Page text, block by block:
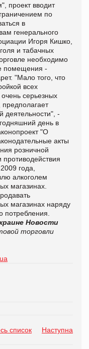
проект вводит
по
в
генерального
Игоря Кишко,
и табачных
необходимо
помещения -
"Мало того, что
всех
серьезных
деятельности", -
день в
"О
акты
розничной
года,
алкоголем
магазинах.
магазинах наряду
потребления.
Новости
торговли
список Наступна